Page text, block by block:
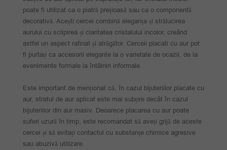
poate fi utilizat ca o piatră prețioasă sau ca o componentă
decorativă. Acești cercei combină eleganța și strălucirea
aurului cu sclipirea și claritatea cristalului incolor, creând
astfel un aspect rafinat și atrăgător. Cerceii placati cu aur pot
fi purtați ca accesorii elegante la o varietate de ocazii, de la
evenimente formale la întâlniri informale.
Este important de menționat că, în cazul bijuteriilor placate cu
aur, stratul de aur aplicat este mai subțire decât în cazul
bijuteriilor din aur masiv. Deoarece placarea cu aur poate
suferi uzură în timp, este recomandat să aveți grijă de aceste
cercei și să evitați contactul cu substanțe chimice agresive
sau abuzivă utilizare.